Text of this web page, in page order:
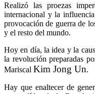
Realizó las proezas
internacional y la
provocación de guerra de
y el resto del mundo.
Hoy en día, la idea y la
la revolución preparadas
Mariscal Kim Jong Un.
Hay que enaltecer de